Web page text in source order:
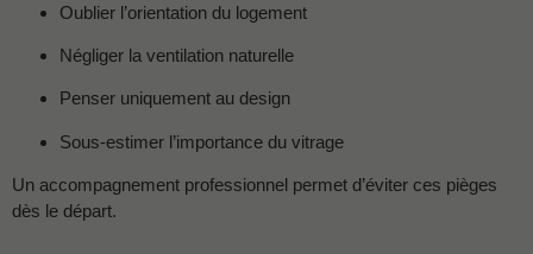
Oublier l’orientation du logement
Négliger la ventilation naturelle
Penser uniquement au design
Sous-estimer l’importance du vitrage
Un accompagnement professionnel permet d’éviter ces pièges
dès le départ.